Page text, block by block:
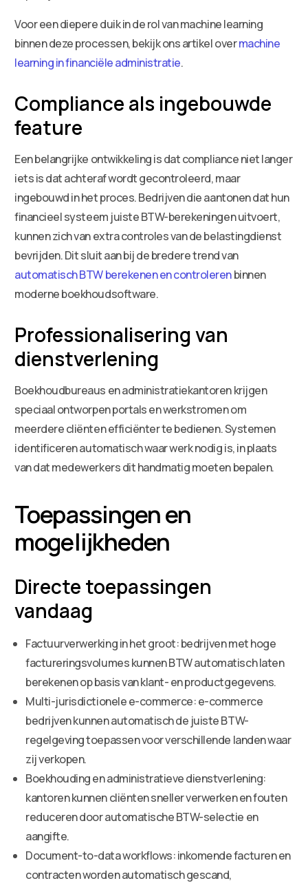
Voor een diepere duik in de rol van machine learning
binnen deze processen, bekijk ons artikel overmachine
learning in financiële administratie.
Compliance als ingebouwde
feature
Een belangrijke ontwikkeling is dat compliance niet langer
iets is dat achteraf wordt gecontroleerd, maar
ingebouwd in het proces. Bedrijven die aantonen dat hun
financieel systeem juiste BTW-berekeningen uitvoert,
kunnen zich van extra controles van de belastingdienst
bevrijden. Dit sluit aan bij de bredere trend van
automatisch BTW berekenen en controlerenbinnen
moderne boekhoudsoftware.
Professionalisering van
dienstverlening
Boekhoudbureaus en administratiekantoren krijgen
speciaal ontworpen portals en werkstromen om
meerdere cliënten efficiënter te bedienen. Systemen
identificeren automatisch waar werk nodig is, in plaats
van dat medewerkers dit handmatig moeten bepalen.
Toepassingen en
mogelijkheden
Directe toepassingen
vandaag
Factuurverwerking in het groot: bedrijven met hoge
factureringsvolumes kunnen BTW automatisch laten
berekenen op basis van klant- en productgegevens.
Multi-jurisdictionele e-commerce: e-commerce
bedrijven kunnen automatisch de juiste BTW-
regelgeving toepassen voor verschillende landen waar
zij verkopen.
Boekhouding en administratieve dienstverlening:
kantoren kunnen cliënten sneller verwerken en fouten
reduceren door automatische BTW-selectie en
aangifte.
Document-to-data workflows: inkomende facturen en
contracten worden automatisch gescand,